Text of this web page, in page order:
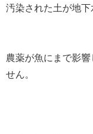
汚染された土が地
農薬が魚にまで影
せん。